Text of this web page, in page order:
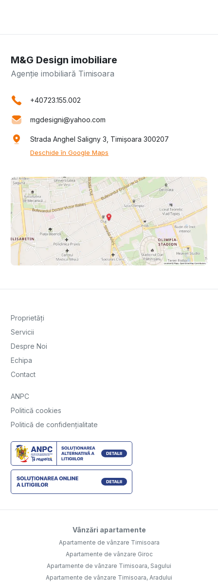
M&G Design imobiliare
Agenție imobiliară Timisoara
+40723.155.002
mgdesigni@yahoo.com
Strada Anghel Saligny 3, Timișoara 300207
Deschide în Google Maps
Proprietăți
Servicii
Despre Noi
Echipa
Contact
ANPC
Politică cookies
Politică de confidențialitate
Vânzări apartamente
Apartamente de vânzare Timisoara
Apartamente de vânzare Giroc
Apartamente de vânzare Timisoara, Sagului
Apartamente de vânzare Timisoara, Aradului